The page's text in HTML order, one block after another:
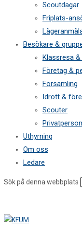
Scoutdagar
Friplats-
Besökare &
Klassresa
Företag &
Församling
Idrott &
Scouter
Privatperson
Uthyrning
Om oss
Ledare
Sök på denna webbplats